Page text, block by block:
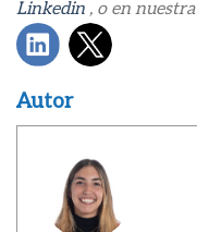
Linkedin , o en nuestra
Autor